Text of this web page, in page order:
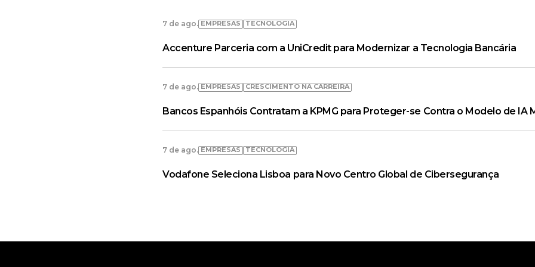
7 de ago. EMPRESAS TECNOLOGIA
Accenture Parceria com a UniCredit para Modernizar a Tecnologia Bancária
7 de ago. EMPRESAS CRESCIMENTO NA CARREIRA
Bancos Espanhóis Contratam a KPMG para Proteger-se Contra o Modelo de IA
7 de ago. EMPRESAS TECNOLOGIA
Vodafone Seleciona Lisboa para Novo Centro Global de Cibersegurança